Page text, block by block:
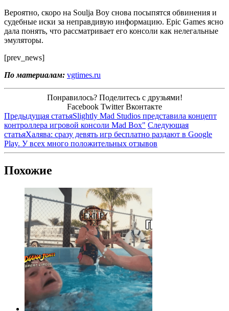
Вероятно, скоро на Soulja Boy снова посыпятся обвинения и
судебные иски за неправдивую информацию. Epic Games ясно
дала понять, что рассматривает его консоли как нелегальные
эмуляторы.
[prev_news]
По материалам: vgtimes.ru
Понравилось? Поделитесь с друзьями!
Facebook Twitter Вконтакте
Предыдущая статьяSlightly Mad Studios представила концепт
контроллера игровой консоли Mad Box" Следующая
статьяХалява: сразу девять игр бесплатно раздают в Google
Play. У всех много положительных отзывов
Похожие